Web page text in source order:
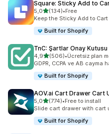
Square: Sticky Add to
5,05 yıldız üzerinden
(134)
toplam 134 değerlendirme
•Free
Keep the Sticky Add to
Built for Shopify
TnC: Şartlar Onay Kutusu
4,95 yıldız üzerinden
(506)
toplam 506 değerlendirme
•Ücretsiz plan
GDPR, CCPA ve AB cayma
Built for Shopify
AOV.ai Cart Drawer Cart
5,05 yıldız üzerinden
(774)
toplam 774 değerlendirme
•Free to install
Slide cart drawer with cart
Built for Shopify